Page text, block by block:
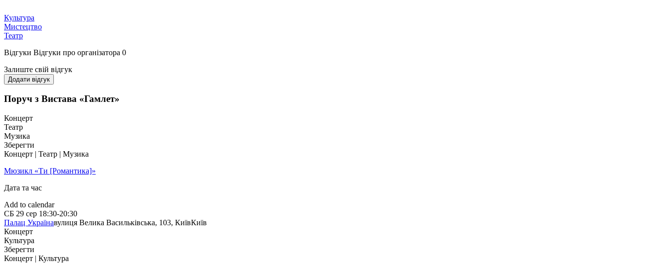
Культура
Мистецтво
Театр
Відгуки Відгуки про організатора 0
Залиште свій відгук
Додати відгук
Поруч з Вистава «Гамлет»
Концерт
Театр
Музика
Зберегти
Концерт | Театр | Музика
Мюзикл «Ти [Романтика]»
Дата та час
Add to calendar
СБ 29 сер 18:30-20:30
Палац Українавулиця Велика Васильківська, 103, КиївКиїв
Концерт
Культура
Зберегти
Концерт | Культура